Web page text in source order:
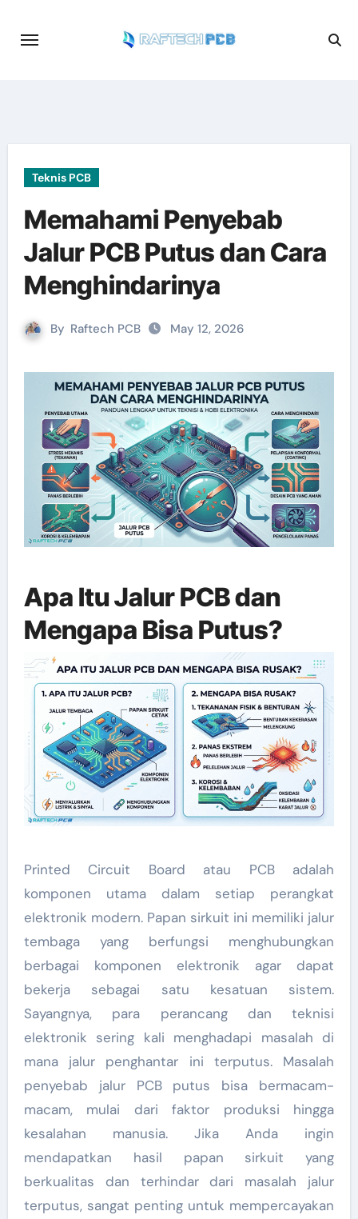
Teknis PCB
Memahami Penyebab
Jalur PCB Putus dan Cara
Menghindarinya
By Raftech PCB May 12, 2026
Apa Itu Jalur PCB dan
Mengapa Bisa Putus?
Printed Circuit Board atau PCB adalah
komponen utama dalam setiap perangkat
elektronik modern. Papan sirkuit ini memiliki jalur
tembaga yang berfungsi menghubungkan
berbagai komponen elektronik agar dapat
bekerja sebagai satu kesatuan sistem.
Sayangnya, para perancang dan teknisi
elektronik sering kali menghadapi masalah di
mana jalur penghantar ini terputus. Masalah
penyebab jalur PCB putus bisa bermacam-
macam, mulai dari faktor produksi hingga
kesalahan manusia. Jika Anda ingin
mendapatkan hasil papan sirkuit yang
berkualitas dan terhindar dari masalah jalur
terputus, sangat penting untuk mempercayakan